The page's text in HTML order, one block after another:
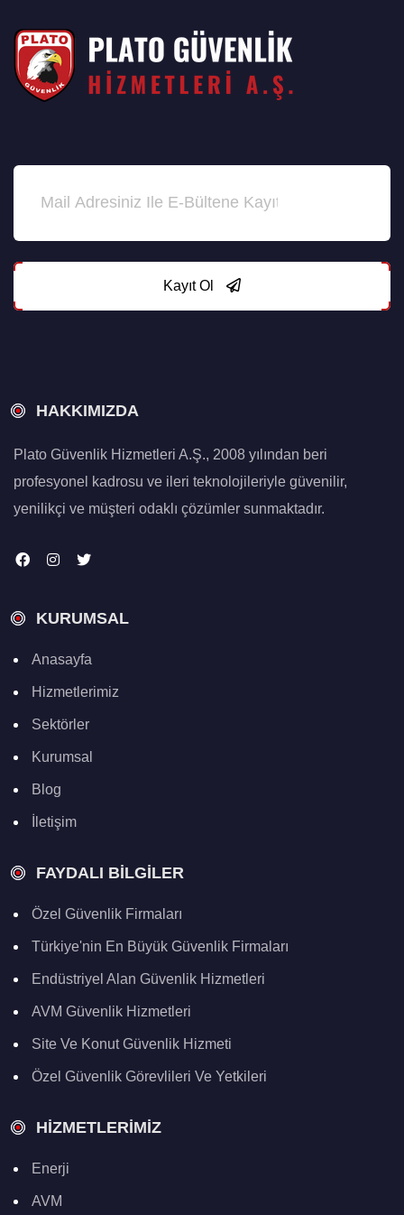
Kayıt Ol
HAKKIMIZDA
Plato Güvenlik Hizmetleri A.Ş., 2008 yılından beri
profesyonel kadrosu ve ileri teknolojileriyle güvenilir,
yenilikçi ve müşteri odaklı çözümler sunmaktadır.
KURUMSAL
Anasayfa
Hizmetlerimiz
Sektörler
Kurumsal
Blog
İletişim
FAYDALI BILGILER
Özel Güvenlik Firmaları
Türkiye'nin En Büyük Güvenlik Firmaları
Endüstriyel Alan Güvenlik Hizmetleri
AVM Güvenlik Hizmetleri
Site Ve Konut Güvenlik Hizmeti
Özel Güvenlik Görevlileri Ve Yetkileri
HIZMETLERIMIZ
Enerji
AVM